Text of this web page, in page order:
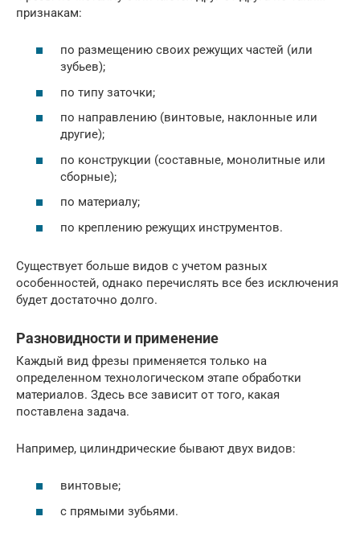
признакам:
по размещению своих режущих частей (или
зубьев);
по типу заточки;
по направлению (винтовые, наклонные или
другие);
по конструкции (составные, монолитные или
сборные);
по материалу;
по креплению режущих инструментов.
Существует больше видов с учетом разных
особенностей, однако перечислять все без исключения
будет достаточно долго.
Разновидности и применение
Каждый вид фрезы применяется только на
определенном технологическом этапе обработки
материалов. Здесь все зависит от того, какая
поставлена задача.
Например, цилиндрические бывают двух видов:
винтовые;
с прямыми зубьями.